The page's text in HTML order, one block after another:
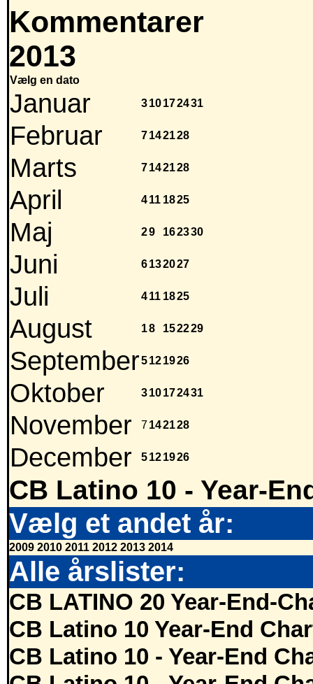
Kommentarer
2013
Vælg en dato
Januar 310172431
Februar 7142128
Marts 7142128
April 411 1825
Maj 29 162330
Juni 6132027
Juli 411 1825
August 18 152229
September5121926
Oktober 310172431
November 7142128
December 5121926
CB Latino 10 - Year-
Vælg et andet år:
2009 2010 2011 2012 2013 2014
Alle årslister:
CB LATINO 20 Year-End-
CB Latino 10 Year-End
CB Latino 10 - Year-End